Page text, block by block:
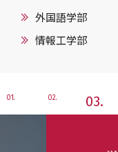
外国語学部
情報工学部
1 2 3